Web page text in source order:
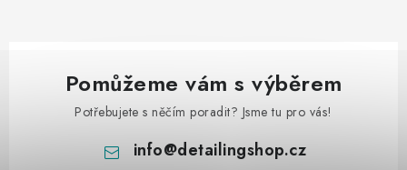
Pomůžeme vám s výběrem
Potřebujete s něčím poradit? Jsme tu pro vás!
info@detailingshop.cz